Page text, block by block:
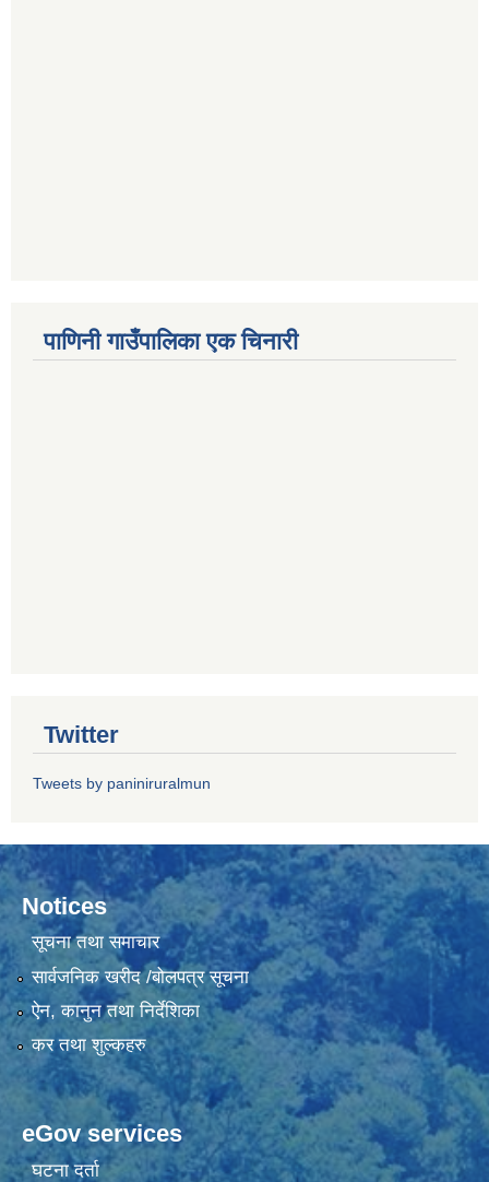
पाणिनी गाउँपालिका एक चिनारी
Twitter
Tweets by paniniruralmun
Notices
सूचना तथा समाचार
सार्वजनिक खरीद /बोलपत्र सूचना
ऐन, कानुन तथा निर्देशिका
कर तथा शुल्कहरु
eGov services
घटना दर्ता